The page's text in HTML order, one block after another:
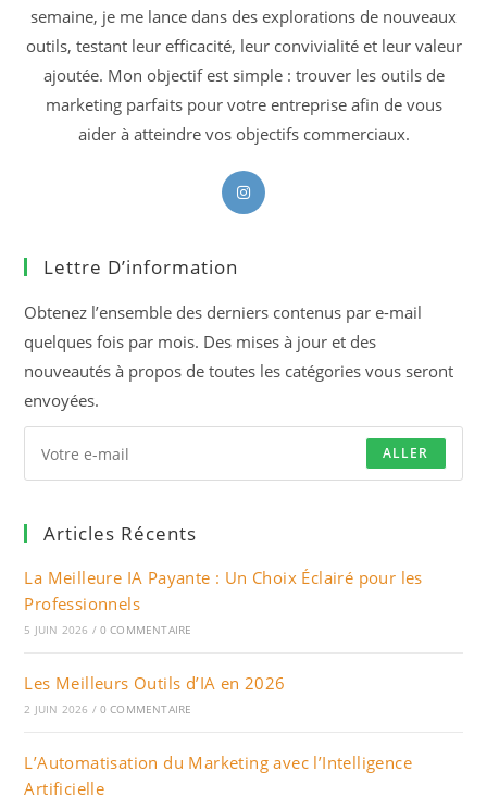
semaine, je me lance dans des explorations de nouveaux
outils, testant leur efficacité, leur convivialité et leur valeur
ajoutée. Mon objectif est simple : trouver les outils de
marketing parfaits pour votre entreprise afin de vous
aider à atteindre vos objectifs commerciaux.
S’ouvre
Lettre D’information
Obtenez l’ensemble des derniers contenus par e-mail
quelques fois par mois. Des mises à jour et des
nouveautés à propos de toutes les catégories vous seront
envoyées.
ALLER
Articles Récents
La Meilleure IA Payante : Un Choix Éclairé pour les
Professionnels
5 JUIN 2026 / 0 COMMENTAIRE
Les Meilleurs Outils d’IA en 2026
2 JUIN 2026 / 0 COMMENTAIRE
L’Automatisation du Marketing avec l’Intelligence
Artificielle